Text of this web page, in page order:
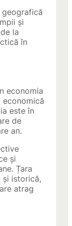
și
la
în
economia
este în
de
an.
și
Țara
și istorică,
atrag